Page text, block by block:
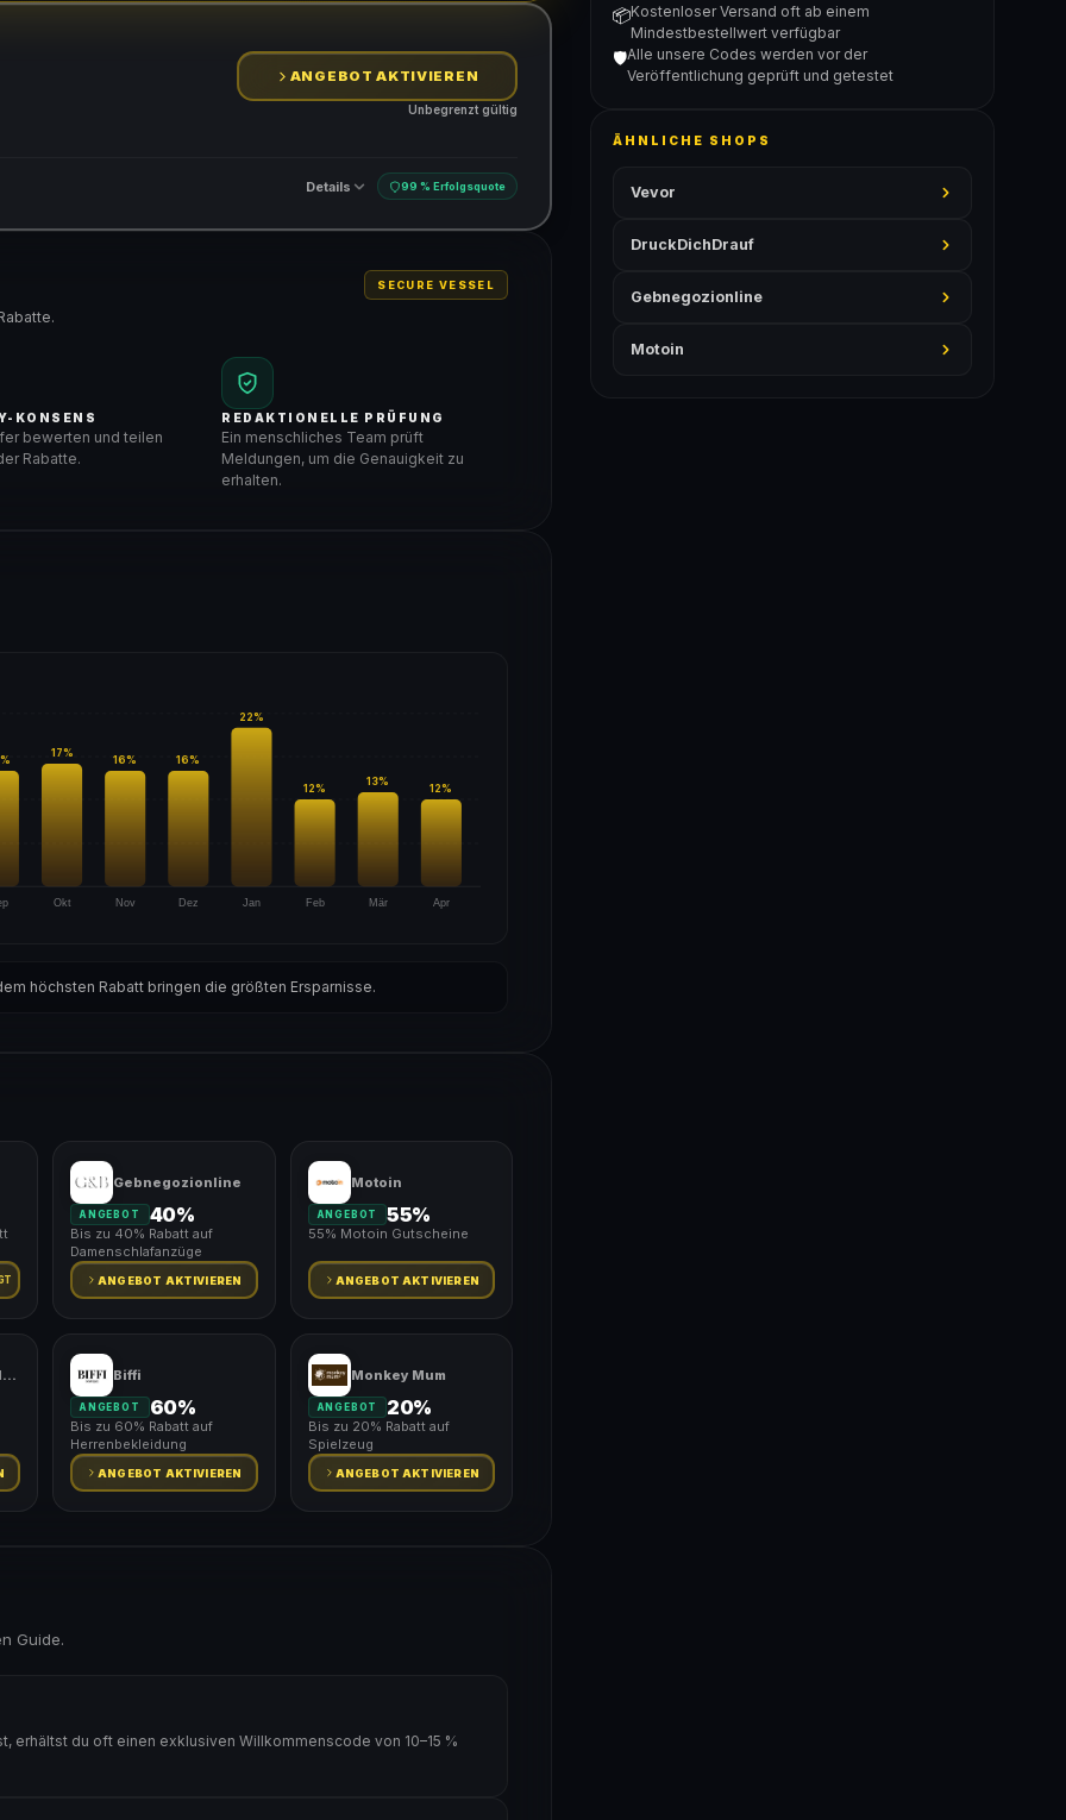
ANGEBOT AKTIVIEREN
Unbegrenzt gültig
Details 99 % Erfolgsquote
SECURE VESSEL
KONSENS
bewerten und teilen
Rabatte.
REDAKTIONELLE PRÜFUNG
Ein menschliches Team prüft
Meldungen, um die Genauigkeit zu
erhalten.
%
Okt
17%
Nov
16%
Dez
16%
Jan
22%
Feb
12%
Mär
13%
Apr
12%
höchsten Rabatt bringen die größten Ersparnisse.
Gebnegozionline
ANGEBOT 40%
Bis zu 40% Rabatt auf
Damenschlafanzüge
ANGEBOT AKTIVIEREN
Motoin
ANGEBOT 55%
55% Motoin Gutscheine
ANGEBOT AKTIVIEREN
American Footballshop Biffi
ANGEBOT 60%
Bis zu 60% Rabatt auf
Herrenbekleidung
ANGEBOT AKTIVIEREN
Monkey Mum
ANGEBOT 20%
Bis zu 20% Rabatt auf
Spielzeug
ANGEBOT AKTIVIEREN
Guide.
erhältst du oft einen exklusiven Willkommenscode von 10–15 %
📦Kostenloser Versand oft ab einem
Mindestbestellwert verfügbar
🛡️Alle unsere Codes werden vor der
Veröffentlichung geprüft und getestet
ÄHNLICHE SHOPS
Vevor
DruckDichDrauf
Gebnegozionline
Motoin